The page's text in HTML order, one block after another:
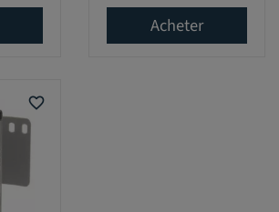
Acheter
favorite_border